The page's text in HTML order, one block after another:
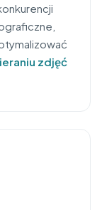
zdjęć